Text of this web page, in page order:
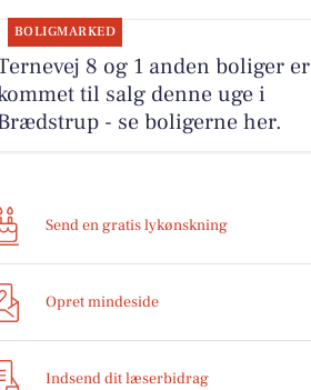
BOLIGMARKED
8 og 1 anden boliger er
til salg denne uge i
- se boligerne her.
Send en gratis lykønskning
Opret mindeside
Indsend dit læserbidrag